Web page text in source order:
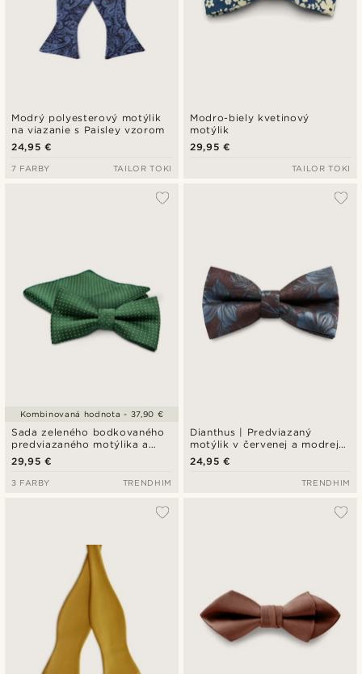
Modrý polyesterový motýlik
na viazanie s Paisley vzorom
24,95 €
7 FARBY TAILOR TOKI
Modro-biely kvetinový
motýlik
29,95 €
TAILOR TOKI
Sada zeleného bodkovaného
predviazaného motýlika a
vreckovky do saka
29,95 €
Kombinovaná hodnota - 37,90 €
3 FARBY TRENDHIM
Dianthus | Predviazaný
motýlik v červenej a modrej
farbe s kvetinami
24,95 €
TRENDHIM